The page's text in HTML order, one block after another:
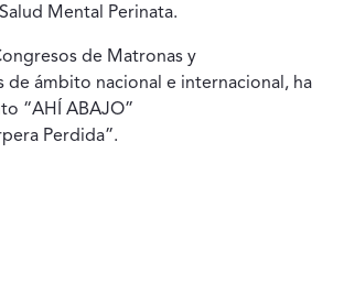
Mental Perinata.
de Matronas y
de ámbito nacional e internacional, ha
“AHÍ ABAJO”
Perdida”.